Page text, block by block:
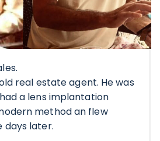
real estate agent. He was
a lens implantation
method an flew
days later.